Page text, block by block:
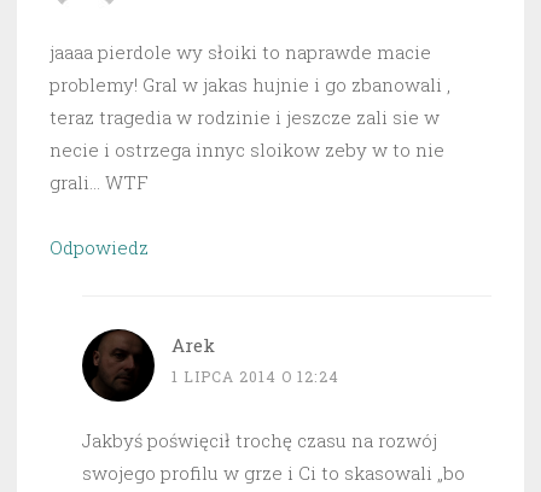
jaaaa pierdole wy słoiki to naprawde macie
problemy! Gral w jakas hujnie i go zbanowali ,
teraz tragedia w rodzinie i jeszcze zali sie w
necie i ostrzega innyc sloikow zeby w to nie
grali… WTF
Odpowiedz
Arek
1 LIPCA 2014 O 12:24
Jakbyś poświęcił trochę czasu na rozwój
swojego profilu w grze i Ci to skasowali „bo